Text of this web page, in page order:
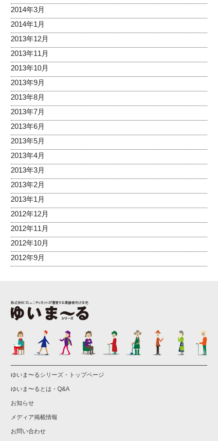
2014年3月
2014年1月
2013年12月
2013年11月
2013年10月
2013年9月
2013年8月
2013年7月
2013年6月
2013年5月
2013年4月
2013年3月
2013年2月
2013年1月
2012年12月
2012年11月
2012年10月
2012年9月
ゆいま〜るシリーズ・トップページ
ゆいま〜るとは・Q&A
お知らせ
メディア掲載情報
お問い合わせ